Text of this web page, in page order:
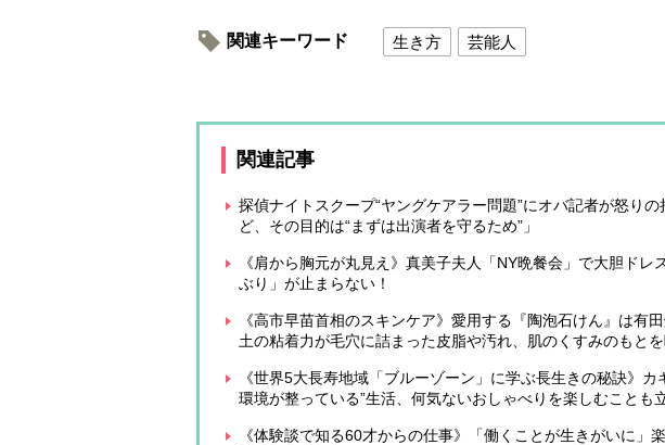
関連キーワード 生き方 芸能人
関連記事
探偵ナイトスクープ“ヤングケアラー問題”にオバ記者が怒り
ど、その目的は“まずは出演者を守るため”」
《肩から胸元が丸見え》真美子夫人「NY晩餐会」で大胆ドレ
ぶり」が止まらない！
《高市早苗首相のスキンケア》愛用する『陶泡石けん』は有
土の粘着力が毛穴に詰まった皮脂や汚れ、肌のくすみのもと
《世界5大長寿地域「ブルーゾーン」に学ぶ長生きの秘訣》
環境が整っている”生活、何気ないおしゃべりを楽しむことも
《体験談で知る60才からの仕事》「働くことが生きがいに」